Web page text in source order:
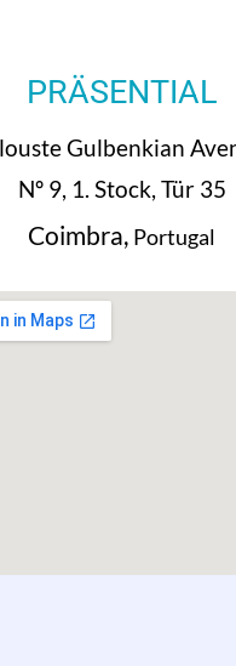
PRÄSENTIAL
Gulbenkian
Nº 9, 1. Stock, Tür 35
Coimbra, Portugal